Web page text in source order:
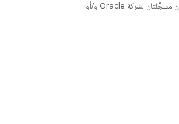
. إنّ Java وOpenJDK هما علامتان تجاريتان مسجَّلتان لشركة Oracle و/أو